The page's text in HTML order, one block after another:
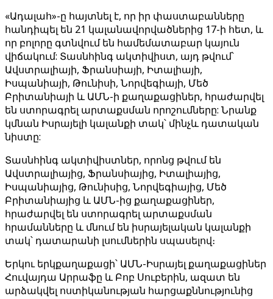
«Ադալահ»-ը հայտնել է, որ իր փաստաբանները
հանդիպել են 21 կալանավորվածներից 17-ի հետ, և
որ բոլորը գտնվում են համեմատաբար կայուն
վիճակում: Տասնհինգ ակտիվիստ, այդ թվում՝
Ավստրալիայի, Ֆրանսիայի, Իտալիայի,
Իսպանիայի, Թունիսի, Նորվեգիայի, Մեծ
Բրիտանիայի և ԱՄՆ-ի քաղաքացիներ, հրաժարվել
են ստորագրել արտաքսման որոշումները: Նրանք
կմնան Իսրայելի կալանքի տակ՝ մինչև դատական
նիստը:
Տասնհինգ ակտիվիստներ, որոնց թվում են
Ավստրալիայից, Ֆրանսիայից, Իտալիայից,
Իսպանիայից, Թունիսից, Նորվեգիայից, Մեծ
Բրիտանիայից և ԱՄՆ-ից քաղաքացիներ,
հրաժարվել են ստորագրել արտաքսման
հրամանները և մնում են իսրայելական կալանքի
տակ՝ դատարանի լսումներին սպասելով։
Երկու երկքաղաքացի՝ ԱՄՆ-Իսրայել քաղաքացիներ
Հուվայդա Արրաֆը և Բոբ Սուբերին, ազատ են
արձակվել ոստիկանության հարցաքննությունից